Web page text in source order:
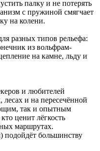
палку и не потерять
с пружиной смягчает
на колени.
разных типов рельефа:
из вольфрам-
на камне, льду и
и любителей
и на пересечённой
так и опытным
ценит лёгкость
маршрутах.
подойдёт большинству